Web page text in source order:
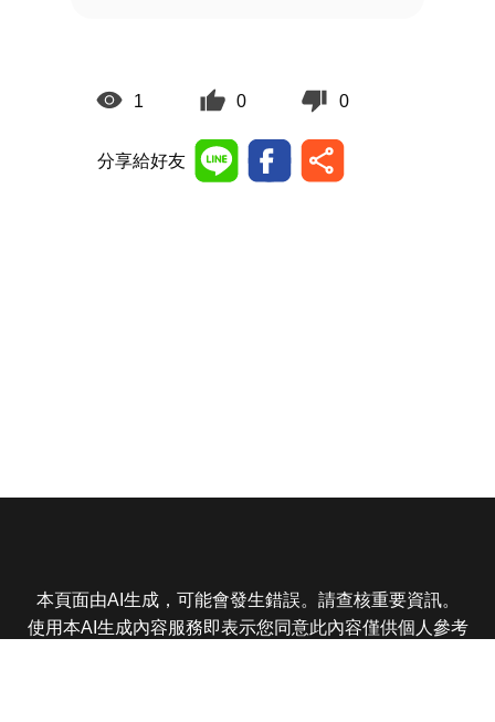
1 0 0
分享給好友
本頁面由AI生成，可能會發生錯誤。請查核重要資訊。
使用本AI生成內容服務即表示您同意此內容僅供個人參考